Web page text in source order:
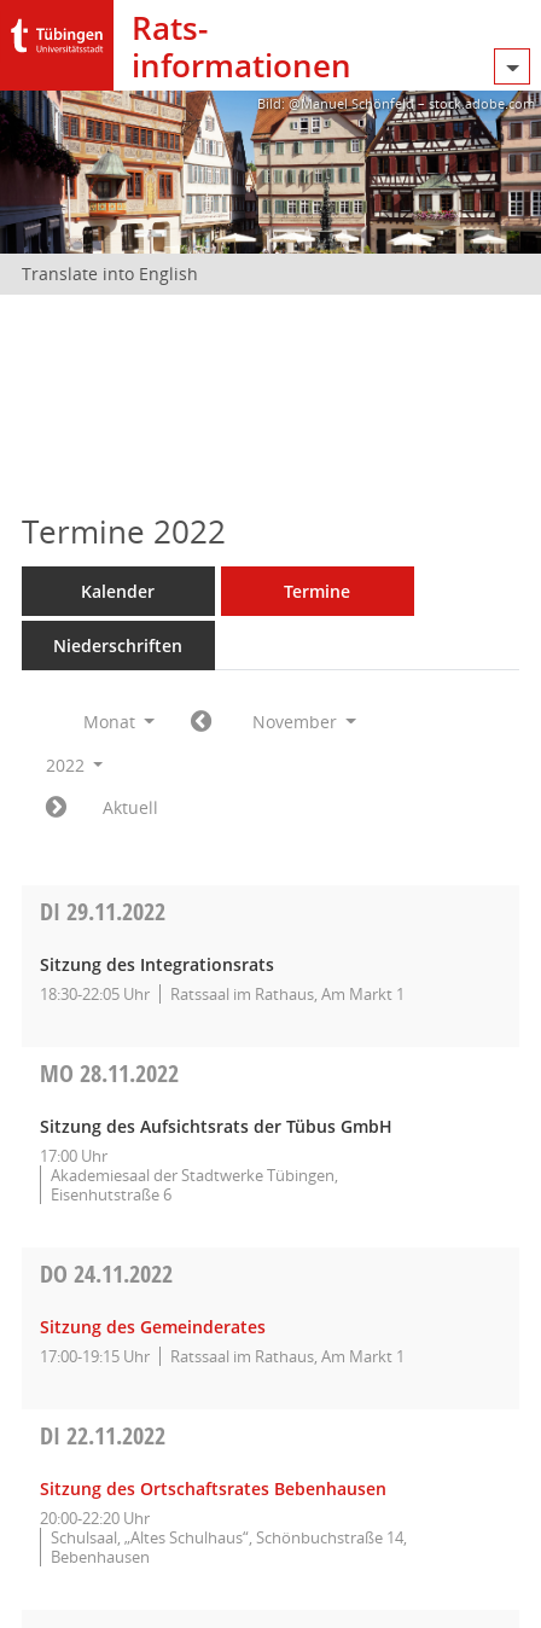
Rats­
informationen
Bild: @Manuel Schönfeld – stock.adobe.com
Translate into English
Termine 2022
Kalender Termine
Niederschriften
Monat
November
2022
Aktuell
DI 29.11.2022
Sitzung des Integrationsrats
18:30-22:05 Uhr Ratssaal im Rathaus, Am Markt 1
MO 28.11.2022
Sitzung des Aufsichtsrats der Tübus GmbH
17:00 Uhr
Akademiesaal der Stadtwerke Tübingen,
Eisenhutstraße 6
DO 24.11.2022
Sitzung des Gemeinderates
17:00-19:15 Uhr Ratssaal im Rathaus, Am Markt 1
DI 22.11.2022
Sitzung des Ortschaftsrates Bebenhausen
20:00-22:20 Uhr
Schulsaal, „Altes Schulhaus“, Schönbuchstraße 14,
Bebenhausen